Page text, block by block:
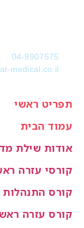
04-9907575
medical.co.il
תפריט ראשי
עמוד הבית
אודות שילת
קורסי עזרה
קורס
קורס עזרה